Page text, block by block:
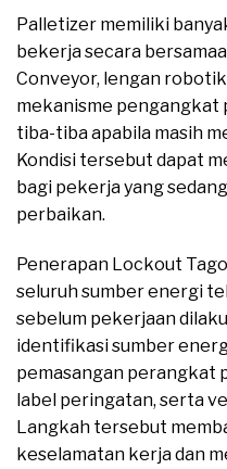
Palletizer memiliki
bekerja secara
Conveyor, lengan
mekanisme pengangkat
tiba-tiba apabila masih
Kondisi tersebut dapat
bagi pekerja yang
perbaikan.
Penerapan Lockout
seluruh sumber energi
sebelum pekerjaan
identifikasi sumber
pemasangan perangkat
label peringatan, serta
Langkah tersebut
keselamatan kerja dan